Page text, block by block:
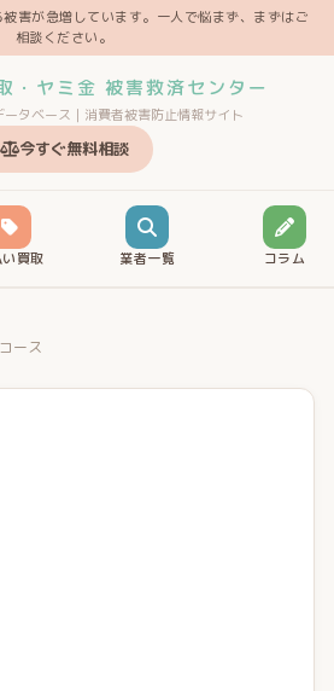
害が急増しています。一人で悩まず、まずはご
相談ください。
・ヤミ金 被害救済センター
ータベース｜消費者被害防止情報サイト
今すぐ無料相談
買取 業者一覧 コラム
ース